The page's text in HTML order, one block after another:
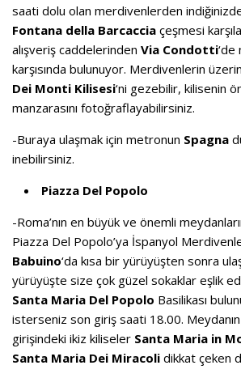
saati dolu olan merdivenlerden
Fontana della Barcaccia çeşmesi
alışveriş caddelerinden Via Condotti
karşısında bulunuyor. Merdivenlerin
Dei Monti Kilisesi‘ni gezebilir, kilisenin
manzarasını fotoğraflayabilirsiniz.
-Buraya ulaşmak için metronun Spagna
inebilirsiniz.
Piazza Del Popolo
-Roma’nın en büyük ve önemli
Piazza Del Popolo’ya İspanyol
Babuino‘da kısa bir yürüyüşten sonra
yürüyüşte size çok güzel sokaklar eşlik
Santa Maria Del Popolo Basilikası
isterseniz son giriş saati 18.00.
girişindeki ikiz kiliseler Santa Maria in
Santa Maria Dei Miracoli dikkat çeken